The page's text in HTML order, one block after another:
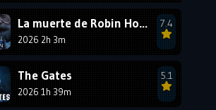
1999 1998 1997
1996
1993
1990 1989
La muerte de Robin Hood
2026 2h 3m
7.4
The Gates
2026 1h 39m
5.1